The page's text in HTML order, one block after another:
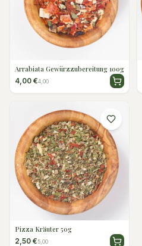
Arrabiata Gewürzzubereitung 100g
4,00 €4,00
Pizza Kräuter 50g
2,50 €5,00